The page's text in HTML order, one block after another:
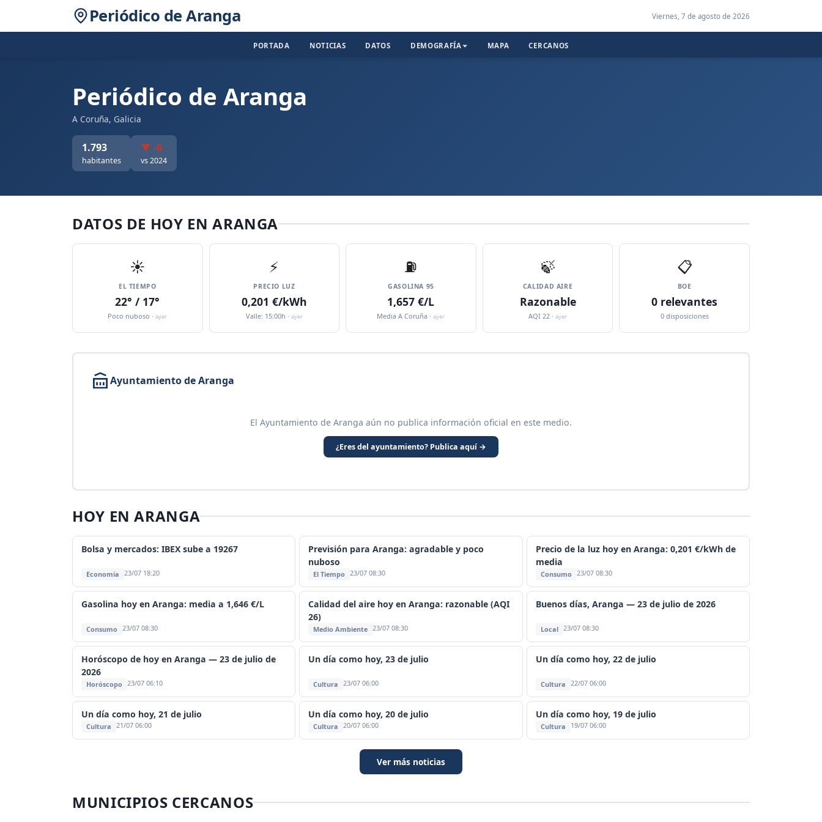
Periódico de Aranga Viernes, 7 de agosto de 2026
PORTADA NOTICIAS DATOS DEMOGRAFÍA MAPA CERCANOS
Periódico de Aranga
A Coruña, Galicia
1.793
habitantes
▼ -6
vs 2024
DATOS DE HOY EN ARANGA
☀️
EL TIEMPO
22° / 17°
Poco nuboso ·ayer
⚡
PRECIO LUZ
0,201 €/kWh
Valle: 15:00h · ayer
⛽️
GASOLINA 95
1,657 €/L
Media A Coruña ·ayer
🍃
CALIDAD AIRE
Razonable
AQI 22 ·ayer
📋
BOE
0 relevantes
0 disposiciones
Ayuntamiento de Aranga
El Ayuntamiento de Aranga aún no publica información oficial en este medio.
¿Eres del ayuntamiento? Publica aquí →
HOY EN ARANGA
Bolsa y mercados: IBEX sube a 19267
Economía 23/07 18:20
Previsión para Aranga: agradable y poco
nuboso
El Tiempo 23/07 08:30
Precio de la luz hoy en Aranga: 0,201 €/kWh de
media
Consumo 23/07 08:30
Gasolina hoy en Aranga: media a 1,646 €/L
Consumo 23/07 08:30
Calidad del aire hoy en Aranga: razonable (AQI
26)
Medio Ambiente 23/07 08:30
Buenos días, Aranga — 23 de julio de 2026
Local 23/07 08:30
Horóscopo de hoy en Aranga — 23 de julio de
2026
Horóscopo 23/07 06:10
Un día como hoy, 23 de julio
Cultura 23/07 06:00
Un día como hoy, 22 de julio
Cultura 22/07 06:00
Un día como hoy, 21 de julio
Cultura 21/07 06:00
Un día como hoy, 20 de julio
Cultura 20/07 06:00
Un día como hoy, 19 de julio
Cultura 19/07 06:00
Ver más noticias
MUNICIPIOS CERCANOS